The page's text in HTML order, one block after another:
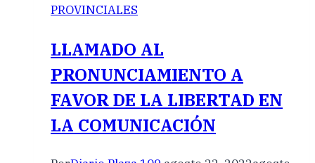
PROVINCIALES
LLAMADO AL
PRONUNCIAMIENTO A
FAVOR DE LA LIBERTAD EN
LA COMUNICACIÓN